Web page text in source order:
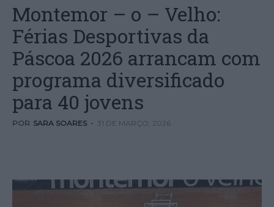
Montemor – o – Velho:
Férias Desportivas da
Páscoa 2026 arrancam com
programa diversificado
para 40 jovens
POR SARA SOARES - 31 DE MARÇO, 2026